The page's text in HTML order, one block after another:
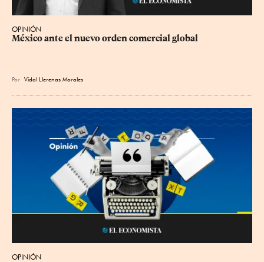
OPINIÓN
México ante el nuevo orden comercial global
Por Vidal Llerenas Morales
OPINIÓN